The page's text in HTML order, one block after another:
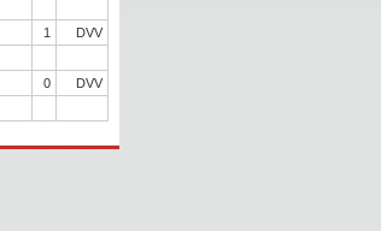
1
DVV
0
DVV